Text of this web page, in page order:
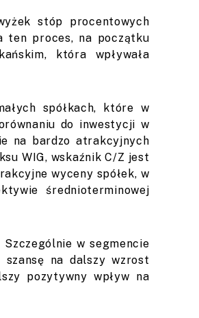
stóp procentowych
ten proces, na początku
która wpływała
spółkach, które w
do inwestycji w
na bardzo atrakcyjnych
WIG, wskaźnik C/Z jest
wyceny spółek, w
średnioterminowej
w segmencie
na dalszy wzrost
pozytywny wpływ na